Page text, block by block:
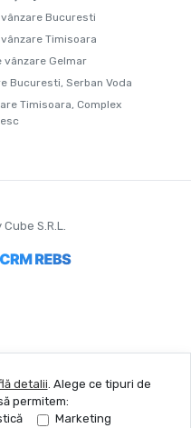
Bucuresti
Timisoara
vânzare Gelmar
Bucuresti, Serban Voda
Timisoara, Complex
S.R.L.
detalii. Alege ce tipuri de
permitem:
Marketing